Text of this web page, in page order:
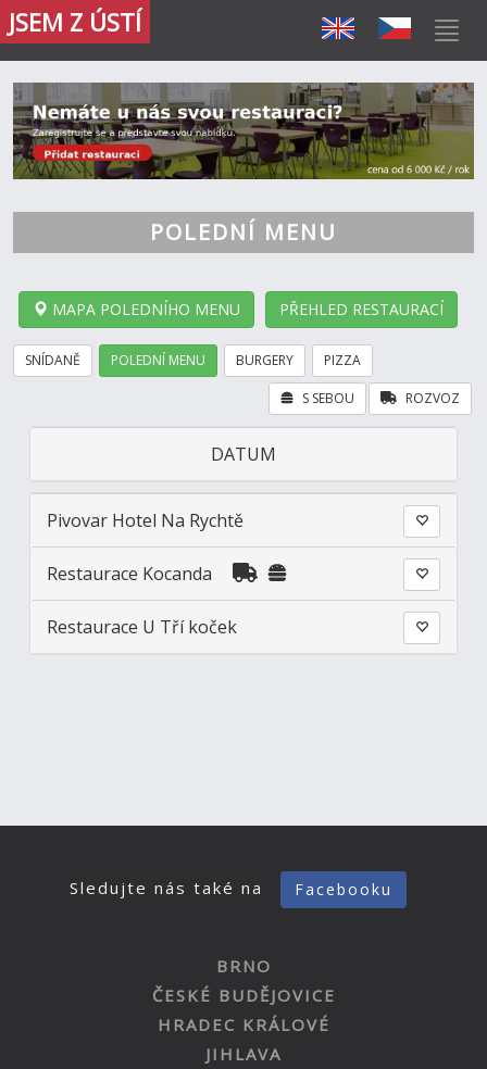
JSEM Z ÚSTÍ
POLEDNÍ MENU
MAPA POLEDNÍHO MENU PŘEHLED RESTAURACÍ
SNÍDANĚ POLEDNÍ MENU BURGERY PIZZA
ROZVOZ
S SEBOU
DATUM
Pivovar Hotel Na Rychtě
Restaurace Kocanda
Restaurace U Tří koček
Sledujte nás také na Facebooku
BRNO
ČESKÉ BUDĚJOVICE
HRADEC KRÁLOVÉ
JIHLAVA